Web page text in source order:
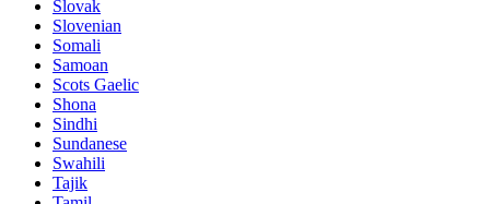
Slovak
Slovenian
Somali
Samoan
Scots Gaelic
Shona
Sindhi
Sundanese
Swahili
Tajik